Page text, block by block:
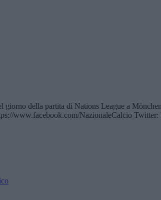
della partita di Nations League a
www.facebook.com/NazionaleCalcio